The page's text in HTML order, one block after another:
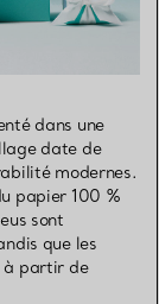
dans une
date de
modernes.
papier 100 %
sont
que les
à partir de